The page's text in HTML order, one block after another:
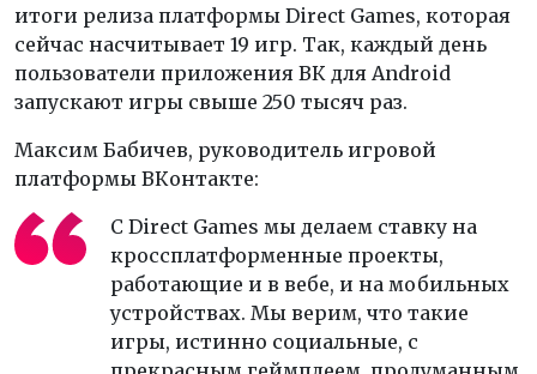
итоги релиза платформы Direct Games, которая
сейчас насчитывает 19 игр. Так, каждый день
пользователи приложения ВК для Android
запускают игры свыше 250 тысяч раз.
Максим Бабичев, руководитель игровой
платформы ВКонтакте:
С Direct Games мы делаем ставку на
кроссплатформенные проекты,
работающие и в вебе, и на мобильных
устройствах. Мы верим, что такие
игры, истинно социальные, с